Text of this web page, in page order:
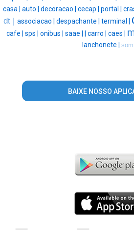
casa | auto | decoracao | cecap | portal |
dt | associacao | despachante | terminal |
cafe | sps | onibus | saae | carro | caes |
lanchonete | som |
BAIXE NOSSO